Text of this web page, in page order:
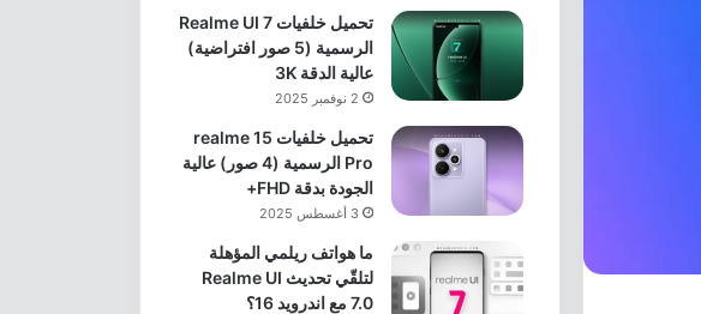
تحميل خلفيات Realme UI 7
الرسمية (5 صور افتراضية)
عالية الدقة 3K
2 نوفمبر 2025
تحميل خلفيات realme 15
Pro الرسمية (4 صور) عالية
الجودة بدقة FHD+
3 أغسطس 2025
ما هواتف ريلمي المؤهلة
لتلقّي تحديث Realme UI
7.0 مع اندرويد 16؟